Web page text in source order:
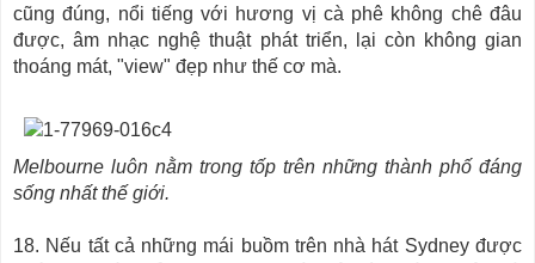
cũng đúng, nổi tiếng với hương vị cà phê không chê đâu
được, âm nhạc nghệ thuật phát triển, lại còn không gian
thoáng mát, "view" đẹp như thế cơ mà.
Melbourne luôn nằm trong tốp trên những thành phố đáng
sống nhất thế giới.
18. Nếu tất cả những mái buồm trên nhà hát Sydney được